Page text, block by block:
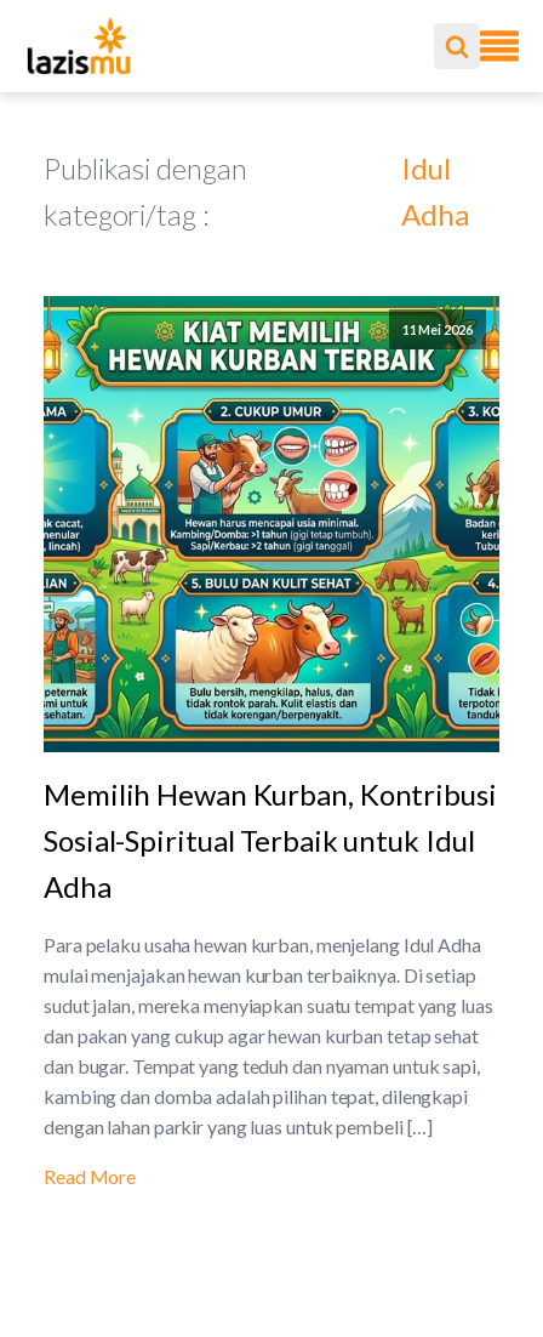
Publikasi dengan
kategori/tag :
Idul
Adha
11 Mei 2026
Memilih Hewan Kurban, Kontribusi
Sosial-Spiritual Terbaik untuk Idul
Adha
Para pelaku usaha hewan kurban, menjelang Idul Adha
mulai menjajakan hewan kurban terbaiknya. Di setiap
sudut jalan, mereka menyiapkan suatu tempat yang luas
dan pakan yang cukup agar hewan kurban tetap sehat
dan bugar. Tempat yang teduh dan nyaman untuk sapi,
kambing dan domba adalah pilihan tepat, dilengkapi
dengan lahan parkir yang luas untuk pembeli […]
Read More